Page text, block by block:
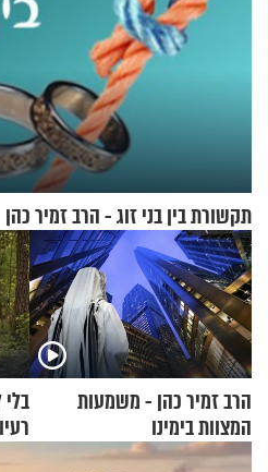
תקשורת בין בני זוג - הרב זמיר כהן
הרב זמיר כהן - משמעות
המצוות בימינו